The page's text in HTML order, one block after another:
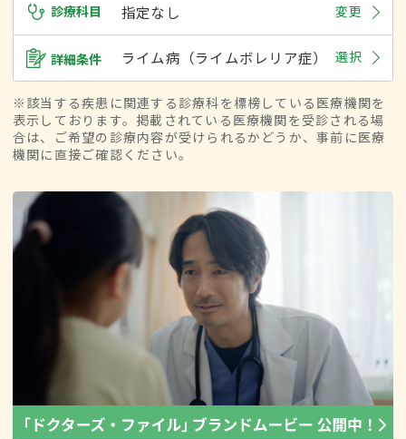
診療科目 指定なし 変更
詳細条件 ライム病（ライムボレリア症） 選択
※該当する疾患に関連する診療科を標榜している医療機関を
表示しております。掲載されている医療機関を受診される場
合は、ご希望の診療内容が受けられるかどうか、事前に医療
機関に直接ご確認ください。